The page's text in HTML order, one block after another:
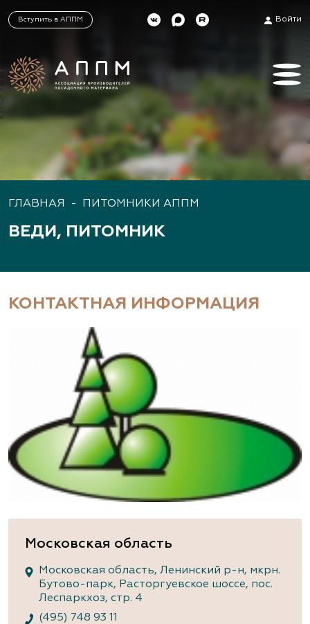
Вступить в АППМ Войти
ГЛАВНАЯ - ПИТОМНИКИ АППМ
ВЕДИ, ПИТОМНИК
КОНТАКТНАЯ ИНФОРМАЦИЯ
Московская область
Московская область, Ленинский р-н, мкрн.
Бутово-парк, Расторгуевское шоссе, пос.
Леспаркхоз, стр. 4
(495) 748 93 11